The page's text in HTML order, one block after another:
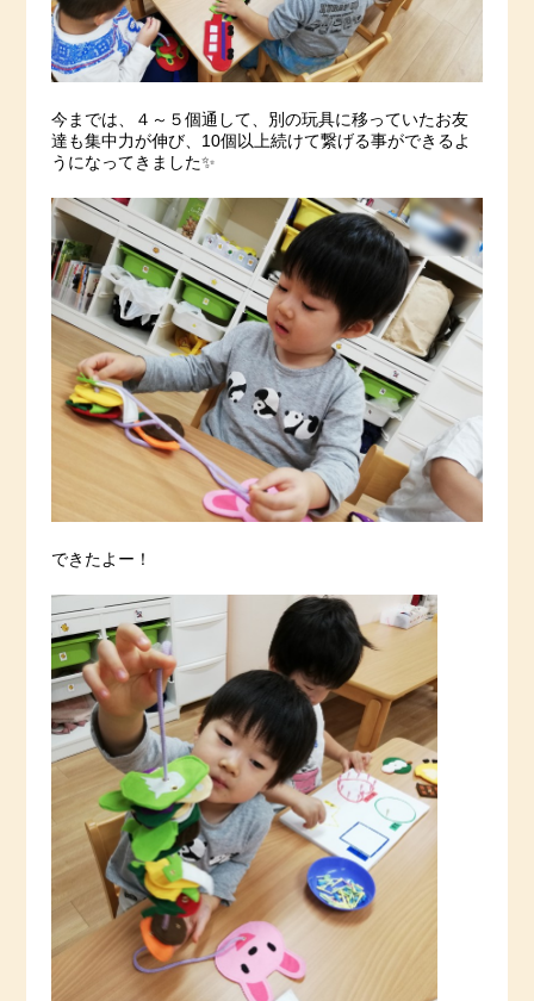
今までは、４～５個通して、別の玩具に移っていたお友
達も集中力が伸び、10個以上続けて繋げる事ができるよ
うになってきました✨
できたよー！